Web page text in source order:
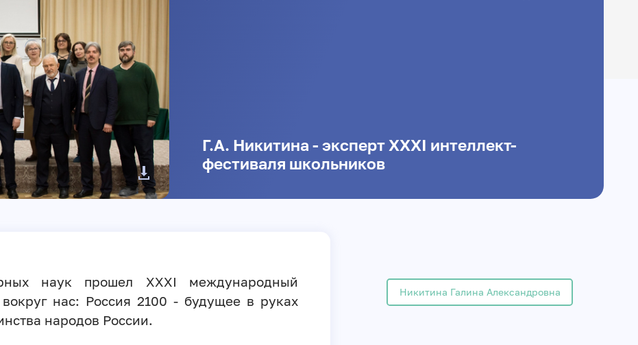
Г.А. Никитина - эксперт ХХХI интеллект-
фестиваля школьников
наук прошел ХХХI международный
вокруг нас: Россия 2100 - будущее в руках
народов России.
Никитина Галина Александровна